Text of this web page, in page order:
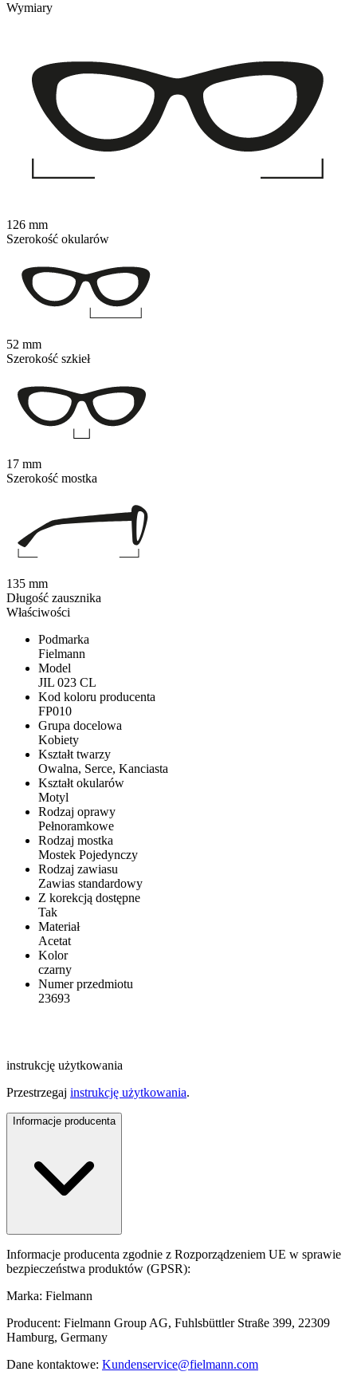
Właściwości
Podmarka
Fielmann
Model
JIL 023 CL
Kod koloru producenta
FP010
Grupa docelowa
Kobiety
Kształt twarzy
Owalna, Serce, Kanciasta
Kształt okularów
Motyl
Rodzaj oprawy
Pełnoramkowe
Rodzaj mostka
Mostek Pojedynczy
Rodzaj zawiasu
Zawias standardowy
Z korekcją dostępne
Tak
Materiał
Acetat
Kolor
czarny
Numer przedmiotu
23693
instrukcję użytkowania
Przestrzegaj instrukcję użytkowania.
Informacje producenta
Informacje producenta zgodnie z Rozporządzeniem UE w sprawie
bezpieczeństwa produktów (GPSR):
Marka: Fielmann
Producent: Fielmann Group AG, Fuhlsbüttler Straße 399, 22309
Hamburg, Germany
Dane kontaktowe: Kundenservice@fielmann.com
Wymiary
126 mm
Szerokość okularów
52 mm
Szerokość szkieł
17 mm
Szerokość mostka
135 mm
Długość zausznika